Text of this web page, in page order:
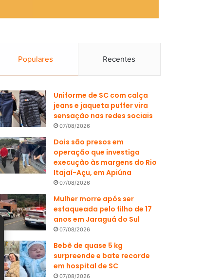
Populares Recentes
Uniforme de SC com calça
jeans e jaqueta puffer vira
sensação nas redes sociais
07/08/2026
Dois são presos em
operação que investiga
execução às margens do Rio
Itajaí-Açu, em Apiúna
07/08/2026
Mulher morre após ser
esfaqueada pelo filho de 17
anos em Jaraguá do Sul
07/08/2026
Bebê de quase 5 kg
surpreende e bate recorde
em hospital de SC
07/08/2026